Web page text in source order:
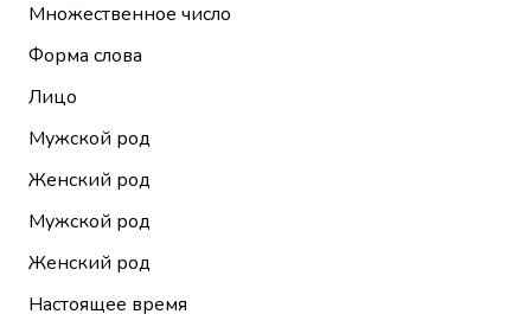
Множественное число
Форма слова
Лицо
Мужской род
Женский род
Мужской род
Женский род
Настоящее время